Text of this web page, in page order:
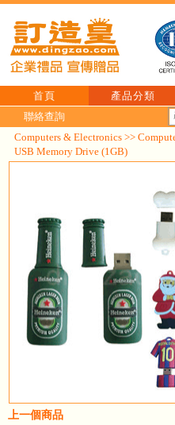
首頁 產品分類
聯絡查詢
Computers & Electronics >>
USB Memory Drive (1GB)
上一個商品